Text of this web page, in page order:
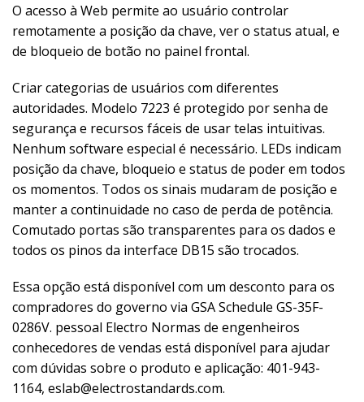
O acesso à Web permite ao usuário controlar
remotamente a posição da chave, ver o status atual, e
de bloqueio de botão no painel frontal.
Criar categorias de usuários com diferentes
autoridades. Modelo 7223 é protegido por senha de
segurança e recursos fáceis de usar telas intuitivas.
Nenhum software especial é necessário. LEDs indicam
posição da chave, bloqueio e status de poder em todos
os momentos. Todos os sinais mudaram de posição e
manter a continuidade no caso de perda de potência.
Comutado portas são transparentes para os dados e
todos os pinos da interface DB15 são trocados.
Essa opção está disponível com um desconto para os
compradores do governo via GSA Schedule GS-35F-
0286V. pessoal Electro Normas de engenheiros
conhecedores de vendas está disponível para ajudar
com dúvidas sobre o produto e aplicação: 401-943-
1164, eslab@electrostandards.com.